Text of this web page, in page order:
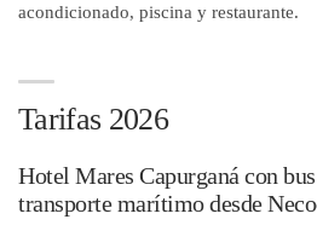
acondicionado, piscina y restaurante.
Tarifas 2026
Hotel Mares Capurganá con
transporte marítimo desde